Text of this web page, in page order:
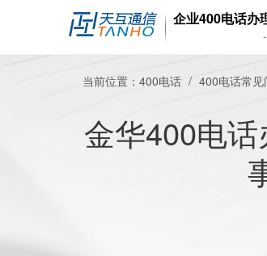
企业400电话办
当前位置： 400电话 400电话常见
金华400电